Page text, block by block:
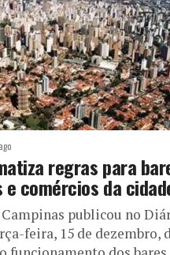
regras para
comércios da
publicou no
feira, 15 de dezembro,